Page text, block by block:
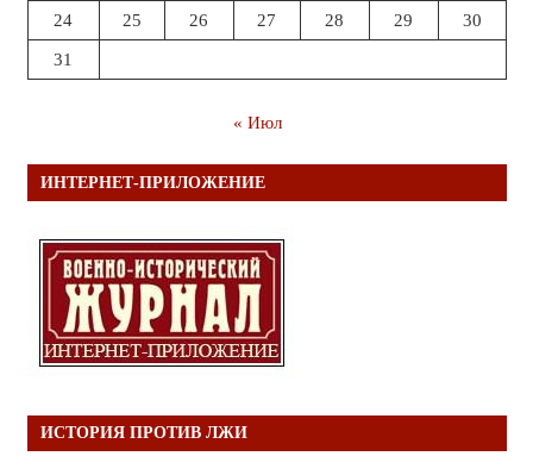
24 25 26 27 28 29 30
31
« Июл
ИНТЕРНЕТ-ПРИЛОЖЕНИЕ
ИСТОРИЯ ПРОТИВ ЛЖИ